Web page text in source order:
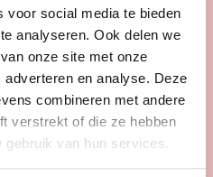
voor social media te bieden
analyseren. Ook delen we
onze site met onze
en analyse. Deze
combineren met andere
verstrekt of die ze hebben
van hun services.
Bekijk vacature
complexe zorg -